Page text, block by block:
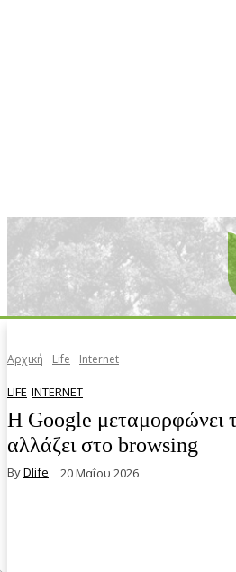
Αρχική Life Internet
LIFE INTERNET
Η Google μεταμορφώνει
αλλάζει στο browsing
ByDlife 20 Μαΐου 2026